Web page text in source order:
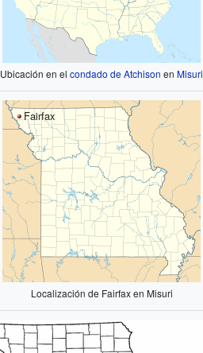
Ubicación en elcondado de Atchison enMisuri
Fairfax
Localización de Fairfax en Misuri